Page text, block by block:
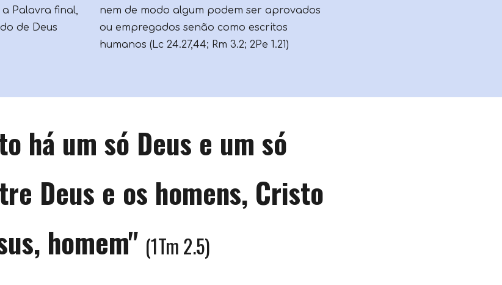
Palavra final,
de Deus
nem de modo algum podem ser aprovados
ou empregados senão como escritos
humanos (Lc 24.27,44; Rm 3.2; 2Pe 1.21)
há um só Deus e um só
Deus e os homens, Cristo
homem" (1Tm 2.5)